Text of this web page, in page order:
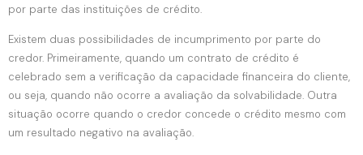
por parte das instituições de crédito.
Existem duas possibilidades de incumprimento por parte do
credor. Primeiramente, quando um contrato de crédito é
celebrado sem a verificação da capacidade financeira do cliente,
ou seja, quando não ocorre a avaliação da solvabilidade. Outra
situação ocorre quando o credor concede o crédito mesmo com
um resultado negativo na avaliação.